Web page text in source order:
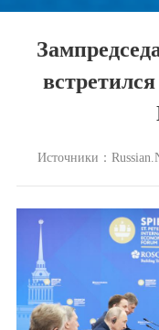
Источники：